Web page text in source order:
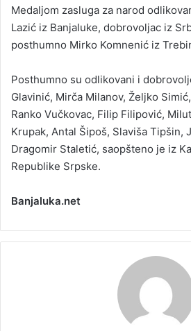
Medaljom zasluga za narod
Lazić iz Banjaluke, dobrovoljac iz
posthumno Mirko Komnenić iz
Posthumno su odlikovani i
Glavinić, Mirča Milanov, Željko
Ranko Vučkovac, Filip Filipović,
Krupak, Antal Šipoš, Slaviša Tipšin,
Dragomir Staletić, saopšteno je iz
Republike Srpske.
Banjaluka.net